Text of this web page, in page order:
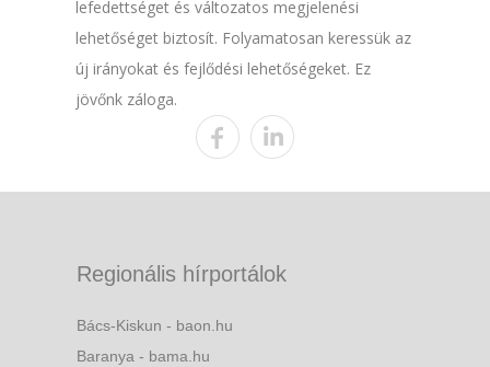
lefedettséget és változatos megjelenési
lehetőséget biztosít. Folyamatosan keressük az
új irányokat és fejlődési lehetőségeket. Ez
jövőnk záloga.
Regionális hírportálok
Bács-Kiskun - baon.hu
Baranya - bama.hu